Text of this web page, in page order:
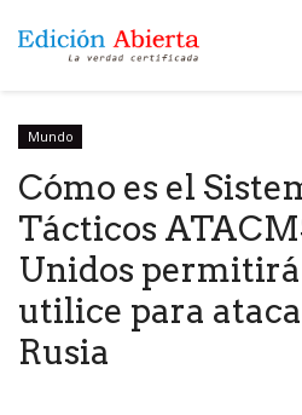
Mundo
Cómo es el
Tácticos
Unidos
utilice para
Rusia